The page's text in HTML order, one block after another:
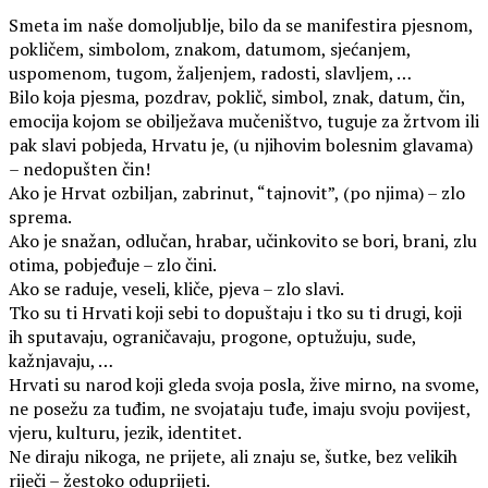
Smeta im naše domoljublje, bilo da se manifestira pjesnom,
pokličem, simbolom, znakom, datumom, sjećanjem,
uspomenom, tugom, žaljenjem, radosti, slavljem, …
Bilo koja pjesma, pozdrav, poklič, simbol, znak, datum, čin,
emocija kojom se obilježava mučeništvo, tuguje za žrtvom ili
pak slavi pobjeda, Hrvatu je, (u njihovim bolesnim glavama)
– nedopušten čin!
Ako je Hrvat ozbiljan, zabrinut, “tajnovit”, (po njima) – zlo
sprema.
Ako je snažan, odlučan, hrabar, učinkovito se bori, brani, zlu
otima, pobjeđuje – zlo čini.
Ako se raduje, veseli, kliče, pjeva – zlo slavi.
Tko su ti Hrvati koji sebi to dopuštaju i tko su ti drugi, koji
ih sputavaju, ograničavaju, progone, optužuju, sude,
kažnjavaju, …
Hrvati su narod koji gleda svoja posla, žive mirno, na svome,
ne posežu za tuđim, ne svojataju tuđe, imaju svoju povijest,
vjeru, kulturu, jezik, identitet.
Ne diraju nikoga, ne prijete, ali znaju se, šutke, bez velikih
riječi – žestoko oduprijeti.